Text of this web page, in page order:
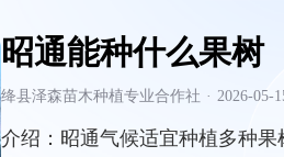
昭通能种什么果树
绛县泽森苗木种植专业合作社 · 2026-05-
介绍： 昭通气候适宜种植多种